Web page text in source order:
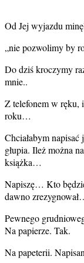
Od Jej wyjazdu
„nie pozwolimy by
Do dziś kroczymy
mnie..
Z telefonem w ręku,
roku…
Chciałabym
głupia. Ileż można
książka…
Napiszę… Kto
dawno
Pewnego
Na papierze. Tak.
Na papeterii.